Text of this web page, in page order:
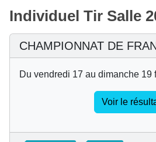
Individuel Tir Salle
CHAMPIONNAT DE
Du vendredi 17 au dimanche 19
Voir le